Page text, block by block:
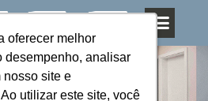
oferecer melhor
desempenho, analisar
nosso site e
utilizar este site, você
oferecer melhor
desempenho, analisar
nosso site e
utilizar este site, você